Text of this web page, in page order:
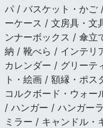
パ / バスケット・かご
ーケース / 文房具・文
ンナーボックス / 傘立
納 / 靴べら / インテリ
カレンダー / グリーテ
ト・絵画 / 額縁・ポ
コルクボード・ウォー
/ ハンガー / ハンガー
ミラー / キャンドル・